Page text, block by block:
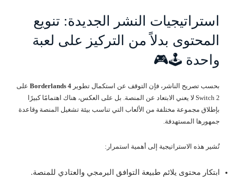
استراتيجيات النشر الجديدة: تنويع
المحتوى بدلاً من التركيز على لعبة
واحدة 🕹️🎮
بحسب تصريح الناشر، فإن التوقف عن استكمال تطوير Borderlands 4 على
Switch 2 لا يعني الابتعاد عن المنصة. بل على العكس، هناك اهتمامًا كبيرًا
بإطلاق مجموعة مختلفة من الألعاب التي تناسب بيئة تشغيل المنصة وقاعدة
جمهورها المستهدفة.
تُشير هذه الاستراتيجية إلى أهمية استمرار:
ابتكار محتوى يلائم طبيعة التوافق البرمجي والعتادي للمنصة.